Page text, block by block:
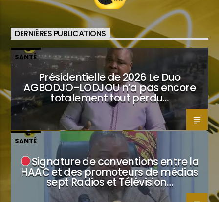
DERNIÈRES PUBLICATIONS
SANTÉ
Présidentielle de 2026 Le Duo
AGBODJO-LODJOU n’a pas encore
totalement tout perdu…
SANTÉ
Signature de conventions entre la
HAAC et des promoteurs de médias
sept Radios et Télévision…